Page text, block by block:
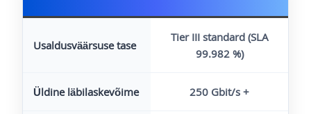
Usaldusväärsuse tase
Tier III standard (SLA
99.982 %)
Üldine läbilaskevõime 250 Gbit/s +